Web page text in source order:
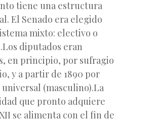
tiene una estructura
El Senado era elegido
mixto: electivo o
diputados eran
en principio, por sufragio
y a partir de 1890 por
(masculino).La
que pronto adquiere
se alimenta con el fin de